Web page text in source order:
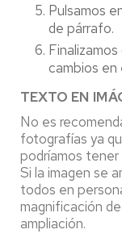
Pulsamos
de párrafo.
Finalizamos
cambios en
TEXTO EN
No es
fotografías ya
podríamos
Si la imagen se
todos en
magnificación
ampliación.